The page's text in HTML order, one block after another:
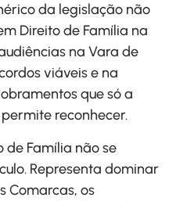
da legislação não
Direito de Família na
na Vara de
viáveis e na
que só a
reconhecer.
de Família não se
Representa dominar
Comarcas, os